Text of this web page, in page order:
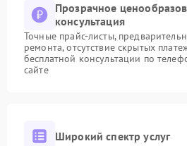
Прозрачное
консультация
Точные прайс-листы,
ремонта, отсутствие скрытых
бесплатной консультации по
сайте
Широкий спектр услуг